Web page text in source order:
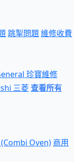
跳掣問題維修收費
珍寶維修
三菱查看所有
Oven) 商用